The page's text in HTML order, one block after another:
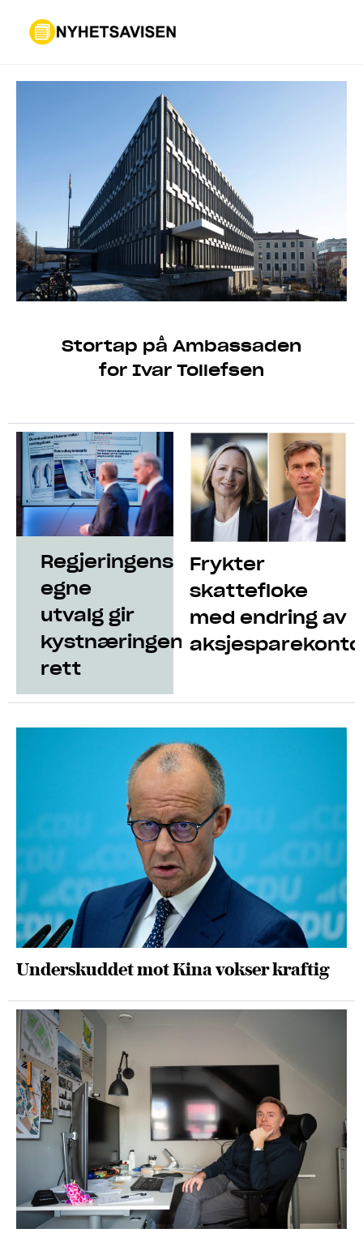
Stortap på Ambassaden
for Ivar Tollefsen
Regjeringens
egne
utvalg gir
kystnæringen
rett
Frykter
skattefloke
med endring av
aksjesparekonto
Underskuddet mot Kina vokser kraftig